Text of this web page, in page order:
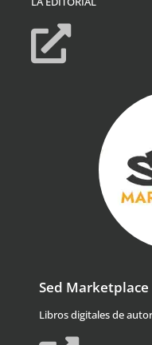
Sed Marketplace
Libros digitales de